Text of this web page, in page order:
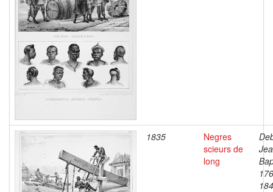
1835
Negres
scieurs de
long